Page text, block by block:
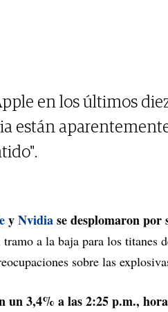
en los últimos
están
yNvidiase desplomaron por
a la baja para los titanes
sobre las
un 3,4% a las 2:25 p.m.,